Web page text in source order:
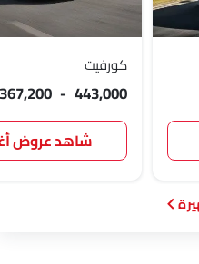
كورفيت
367,200 - 443,000
شاهد عروض